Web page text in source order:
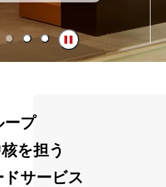
ープ
を担う
サービス